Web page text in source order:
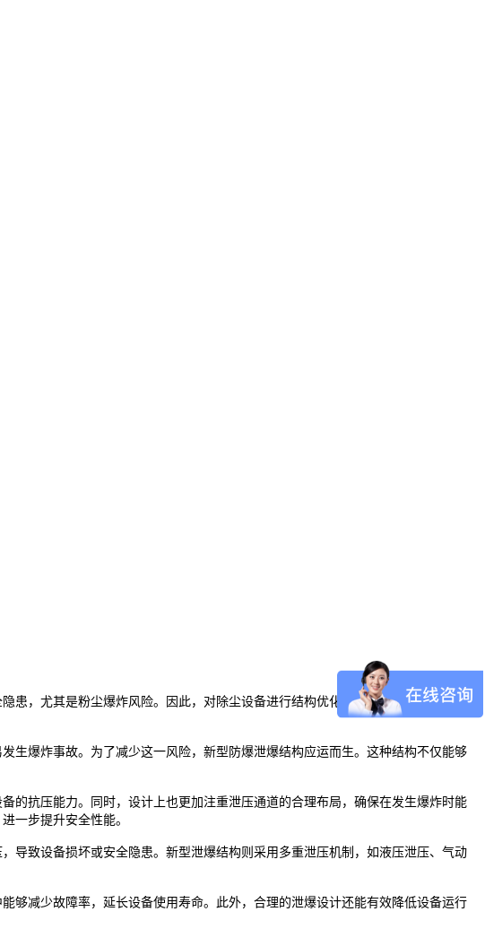
患，尤其是粉尘爆炸风险。因此，对除尘设备进行结构优化，提升其防爆泄爆性
生爆炸事故。为了减少这一风险，新型防爆泄爆结构应运而生。这种结构不仅能够
的抗压能力。同时，设计上也更加注重泄压通道的合理布局，确保在发生爆炸时能
一步提升安全性能。
导致设备损坏或安全隐患。新型泄爆结构则采用多重泄压机制，如液压泄压、气动
够减少故障率，延长设备使用寿命。此外，合理的泄爆设计还能有效降低设备运行